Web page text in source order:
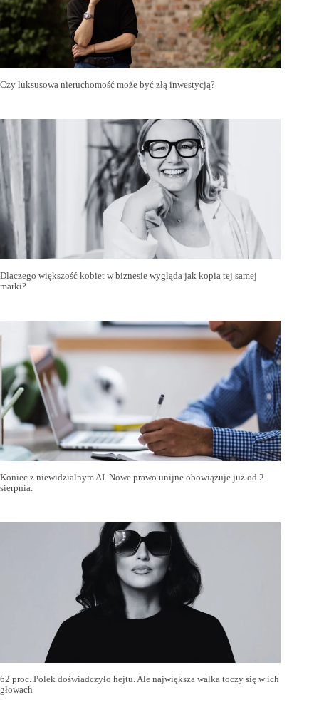
Czy luksusowa nieruchomość może być złą inwestycją?
Dlaczego większość kobiet w biznesie wygląda jak kopia tej samej
marki?
Koniec z niewidzialnym AI. Nowe prawo unijne obowiązuje już od 2
sierpnia.
62 proc. Polek doświadczyło hejtu. Ale największa walka toczy się w ich
głowach